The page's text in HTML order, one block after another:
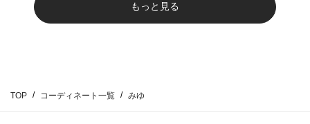
もっと見る
TOP コーディネート一覧 みゆ